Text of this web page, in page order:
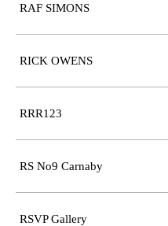
RAF SIMONS
RICK OWENS
RRR123
RS No9 Carnaby
RSVP Gallery